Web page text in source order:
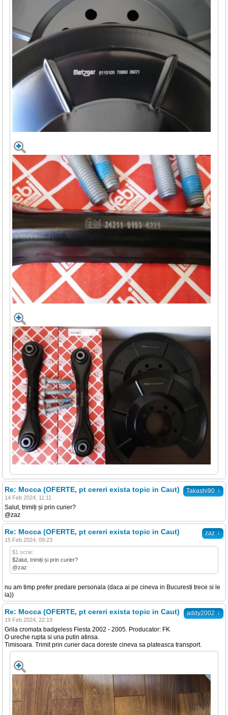
Takashi90 ↓
Re: Mocca (OFERTE, pt cereri exista topic in Caut)
14 Feb 2024, 11:11
Salut, trimiți și prin curier?
@zaz
zaz ↓
Re: Mocca (OFERTE, pt cereri exista topic in Caut)
15 Feb 2024, 09:23
$1 scrie:
$2alut, trimiți și prin curier?
@zaz
nu am timp prefer predare personala (daca ai pe cineva in Bucuresti trece si le
ia))
addy2002 ↓
Re: Mocca (OFERTE, pt cereri exista topic in Caut)
19 Feb 2024, 22:19
Grila cromata badgeless Fiesta 2002 - 2005. Producator: FK
O ureche rupta si una putin atinsa.
Timisoara. Trimit prin curier daca doreste cineva sa plateasca transport.